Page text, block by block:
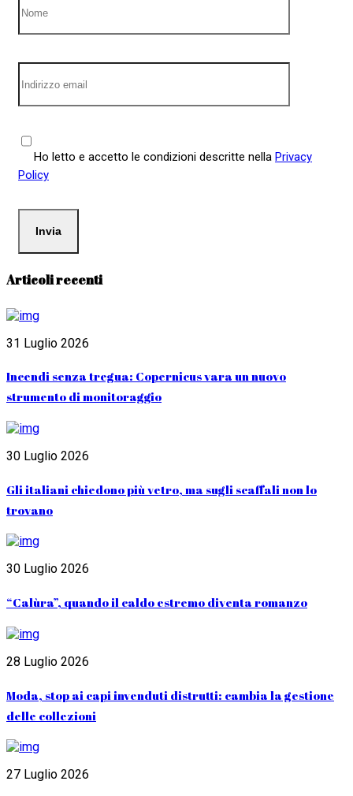
Ho letto e accetto le condizioni descritte nella Privacy
Policy
Articoli recenti
31 Luglio 2026
Incendi senza tregua: Copernicus vara un nuovo
strumento di monitoraggio
30 Luglio 2026
Gli italiani chiedono più vetro, ma sugli scaffali non lo
trovano
30 Luglio 2026
“Calùra”, quando il caldo estremo diventa romanzo
28 Luglio 2026
Moda, stop ai capi invenduti distrutti: cambia la gestione
delle collezioni
27 Luglio 2026